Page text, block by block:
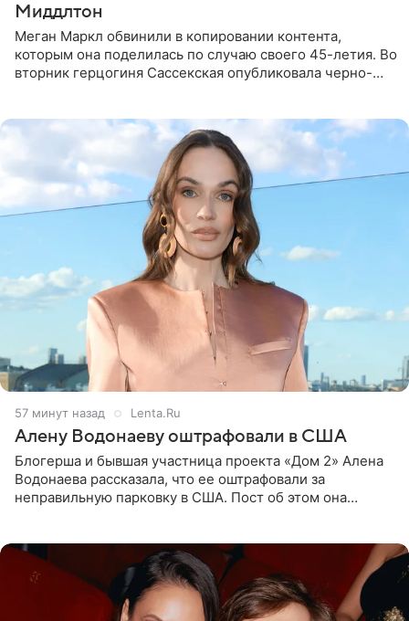
Миддлтон
Меган Маркл обвинили в копировании контента,
которым она поделилась по случаю своего 45-летия. Во
вторник герцогиня Сассекская опубликовала черно-
57 минут назад Lenta.Ru
Алену Водонаеву оштрафовали в США
Блогерша и бывшая участница проекта «Дом 2» Алена
Водонаева рассказала, что ее оштрафовали за
неправильную парковку в США. Пост об этом она